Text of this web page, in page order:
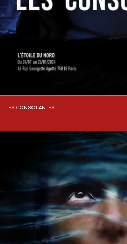
LES CONSOLANTES